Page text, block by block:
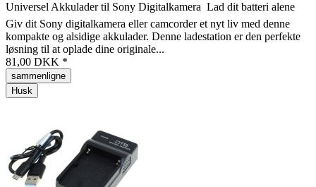
Universel Akkulader til Sony Digitalkamera  Lad dit batteri alene
Giv dit Sony digitalkamera eller camcorder et nyt liv med denne
kompakte og alsidige akkulader. Denne ladestation er den perfekte
løsning til at oplade dine originale...
81,00 DKK *
sammenligne
Husk